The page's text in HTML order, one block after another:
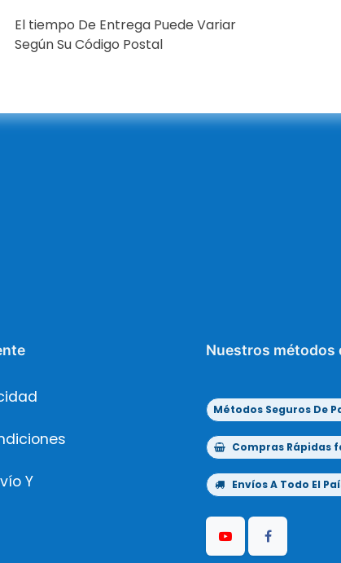
El tiempo De Entrega Puede Variar
Según Su Código Postal
Y
Nuestros métodos
Métodos Seguros De
Compras Rápidas
Envíos A Todo El